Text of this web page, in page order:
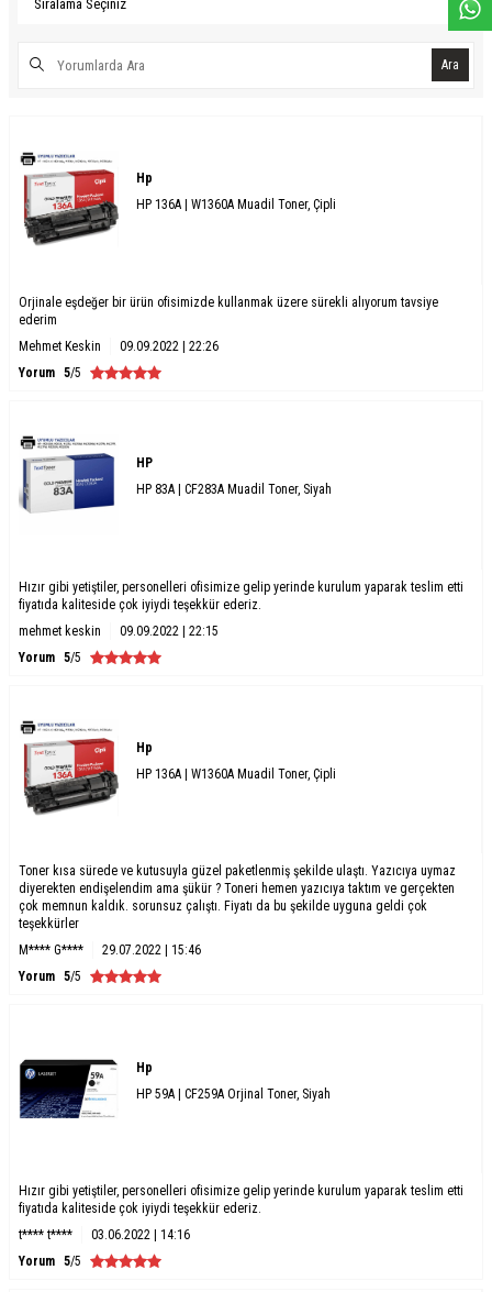
Ara
Hp
HP 136A | W1360A Muadil Toner, Çipli
Orjinale eşdeğer bir ürün ofisimizde kullanmak üzere sürekli alıyorum tavsiye
ederim
Mehmet Keskin
09.09.2022 | 22:26
Yorum 5/5
HP
HP 83A | CF283A Muadil Toner, Siyah
Hızır gibi yetiştiler, personelleri ofisimize gelip yerinde kurulum yaparak teslim etti
fiyatıda kaliteside çok iyiydi teşekkür ederiz.
mehmet keskin
09.09.2022 | 22:15
Yorum 5/5
Hp
HP 136A | W1360A Muadil Toner, Çipli
Toner kısa sürede ve kutusuyla güzel paketlenmiş şekilde ulaştı. Yazıcıya uymaz
diyerekten endişelendim ama şükür ? Toneri hemen yazıcıya taktım ve gerçekten
çok memnun kaldık. sorunsuz çalıştı. Fiyatı da bu şekilde uyguna geldi çok
teşekkürler
M**** G****
29.07.2022 | 15:46
Yorum 5/5
Hp
HP 59A | CF259A Orjinal Toner, Siyah
Hızır gibi yetiştiler, personelleri ofisimize gelip yerinde kurulum yaparak teslim etti
fiyatıda kaliteside çok iyiydi teşekkür ederiz.
t**** t****
03.06.2022 | 14:16
Yorum 5/5